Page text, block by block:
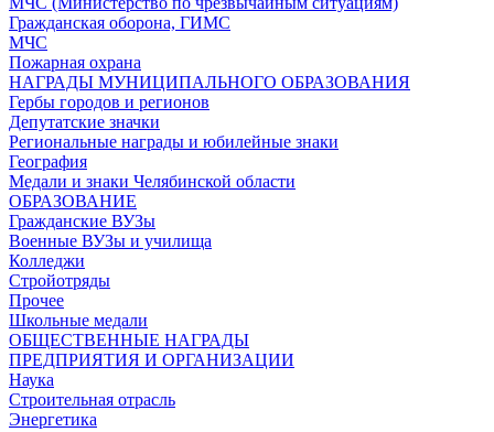
Гражданская оборона, ГИМС
МЧС
Пожарная охрана
НАГРАДЫ МУНИЦИПАЛЬНОГО ОБРАЗОВАНИЯ
Гербы городов и регионов
Депутатские значки
Региональные награды и юбилейные знаки
География
Медали и знаки Челябинской области
ОБРАЗОВАНИЕ
Гражданские ВУЗы
Военные ВУЗы и училища
Колледжи
Стройотряды
Прочее
Школьные медали
ОБЩЕСТВЕННЫЕ НАГРАДЫ
ПРЕДПРИЯТИЯ И ОРГАНИЗАЦИИ
Наука
Строительная отрасль
Энергетика